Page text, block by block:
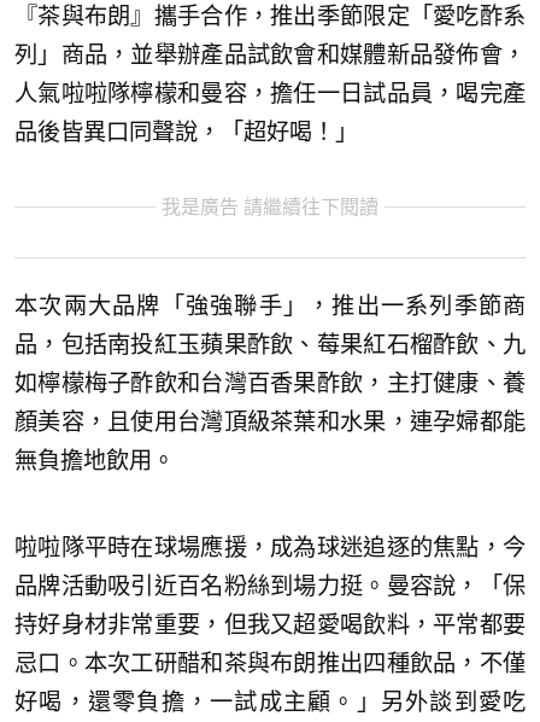
『茶與布朗』攜手合作，推出季節限定「愛吃酢系
列」商品，並舉辦產品試飲會和媒體新品發佈會，
人氣啦啦隊檸檬和曼容，擔任一日試品員，喝完產
品後皆異口同聲說，「超好喝！」
我是廣告 請繼續往下閱讀
本次兩大品牌「強強聯手」，推出一系列季節商
品，包括南投紅玉蘋果酢飲、莓果紅石榴酢飲、九
如檸檬梅子酢飲和台灣百香果酢飲，主打健康、養
顏美容，且使用台灣頂級茶葉和水果，連孕婦都能
無負擔地飲用。
啦啦隊平時在球場應援，成為球迷追逐的焦點，今
品牌活動吸引近百名粉絲到場力挺。曼容說，「保
持好身材非常重要，但我又超愛喝飲料，平常都要
忌口。本次工研醋和茶與布朗推出四種飲品，不僅
好喝，還零負擔，一試成主顧。」另外談到愛吃